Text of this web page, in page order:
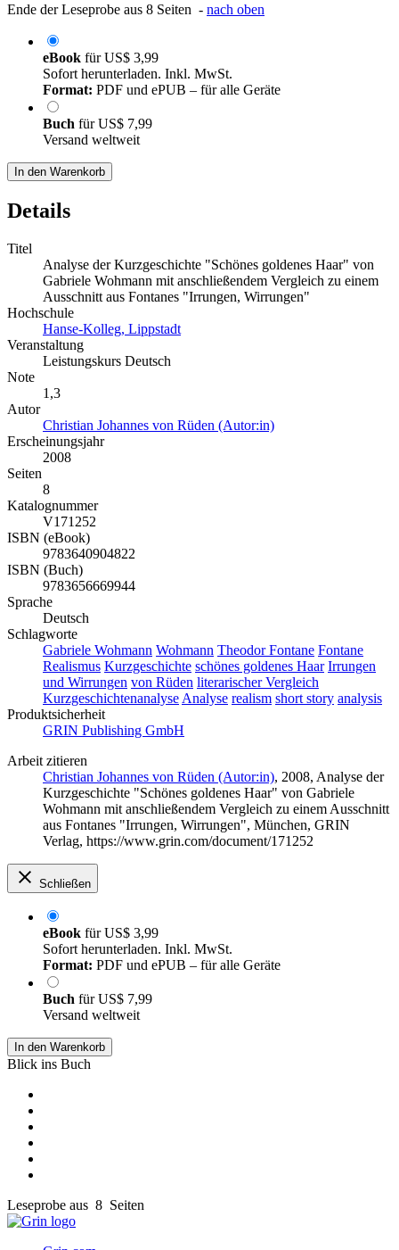
Ende der Leseprobe aus 8 Seiten - nach oben
eBook fürUS$ 3,99
Sofort herunterladen. Inkl. MwSt.
Format: PDF und ePUB – für alle Geräte
Buch fürUS$ 7,99
Versand weltweit
In den Warenkorb
Details
Titel
Analyse der Kurzgeschichte "Schönes goldenes Haar" von
Gabriele Wohmann mit anschließendem Vergleich zu einem
Ausschnitt aus Fontanes "Irrungen, Wirrungen"
Hochschule
Hanse-Kolleg, Lippstadt
Veranstaltung
Leistungskurs Deutsch
Note
1,3
Autor
Christian Johannes von Rüden (Autor:in)
Erscheinungsjahr
2008
Seiten
8
Katalognummer
V171252
ISBN (eBook)
9783640904822
ISBN (Buch)
9783656669944
Sprache
Deutsch
Schlagworte
Gabriele Wohmann Wohmann Theodor Fontane Fontane
Realismus Kurzgeschichte schönes goldenes Haar Irrungen
und Wirrungen von Rüden literarischer Vergleich
Kurzgeschichtenanalyse Analyse realism short story analysis
Produktsicherheit
GRIN Publishing GmbH
Arbeit zitieren
Christian Johannes von Rüden (Autor:in), 2008, Analyse der
Kurzgeschichte "Schönes goldenes Haar" von Gabriele
Wohmann mit anschließendem Vergleich zu einem Ausschnitt
aus Fontanes "Irrungen, Wirrungen", München, GRIN
Verlag, https://www.grin.com/document/171252
Schließen
eBook fürUS$ 3,99
Sofort herunterladen. Inkl. MwSt.
Format: PDF und ePUB – für alle Geräte
Buch fürUS$ 7,99
Versand weltweit
In den Warenkorb
Blick ins Buch
Leseprobe aus 8 Seiten